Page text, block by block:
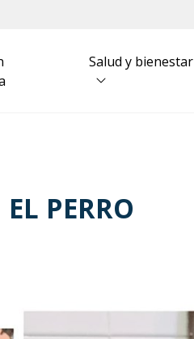
Salud y bienestar
PERRO